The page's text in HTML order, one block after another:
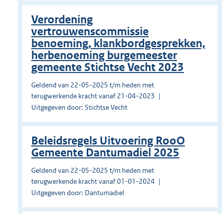
Verordening
vertrouwenscommissie
benoeming, klankbordgesprekken,
herbenoeming burgemeester
gemeente Stichtse Vecht 2023
Geldend van 22-05-2025 t/m heden met
terugwerkende kracht vanaf 21-04-2023
Uitgegeven door: Stichtse Vecht
Beleidsregels Uitvoering RooO
Gemeente Dantumadiel 2025
Geldend van 22-05-2025 t/m heden met
terugwerkende kracht vanaf 01-01-2024
Uitgegeven door: Dantumadiel